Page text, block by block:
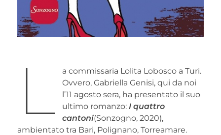
L
a commissaria Lolita Lobosco a Turi.
Ovvero, Gabriella Genisi, qui da noi
l’11 agosto sera, ha presentato il suo
ultimo romanzo: I quattro
cantoni(Sonzogno, 2020),
ambientato tra Bari, Polignano, Torreamare.